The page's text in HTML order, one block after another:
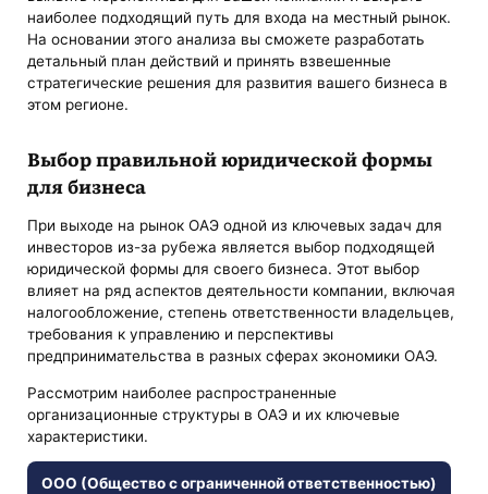
наиболее подходящий путь для входа на местный рынок.
На основании этого анализа вы сможете разработать
детальный план действий и принять взвешенные
стратегические решения для развития вашего бизнеса в
этом регионе.
Выбор правильной юридической формы
для бизнеса
При выходе на рынок ОАЭ одной из ключевых задач для
инвесторов из-за рубежа является выбор подходящей
юридической формы для своего бизнеса. Этот выбор
влияет на ряд аспектов деятельности компании, включая
налогообложение, степень ответственности владельцев,
требования к управлению и перспективы
предпринимательства в разных сферах экономики ОАЭ.
Рассмотрим наиболее распространенные
организационные структуры в ОАЭ и их ключевые
характеристики.
ООО (Общество с ограниченной ответственностью)